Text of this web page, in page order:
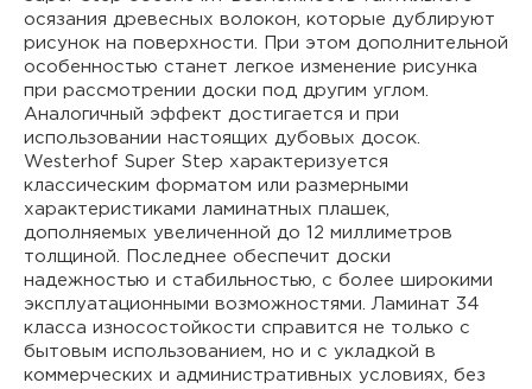
осязания древесных волокон, которые дублируют
рисунок на поверхности. При этом дополнительной
особенностью станет легкое изменение рисунка
при рассмотрении доски под другим углом.
Аналогичный эффект достигается и при
использовании настоящих дубовых досок.
Westerhof Super Step характеризуется
классическим форматом или размерными
характеристиками ламинатных плашек,
дополняемых увеличенной до 12 миллиметров
толщиной. Последнее обеспечит доски
надежностью и стабильностью, с более широкими
эксплуатационными возможностями. Ламинат 34
класса износостойкости справится не только с
бытовым использованием, но и с укладкой в
коммерческих и административных условиях, без